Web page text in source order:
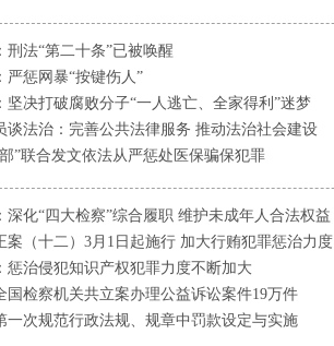
刑法“第二十条”已被唤醒
严惩网暴“按键伤人”
坚决打破腐败分子“一人逃亡、全家得利”迷梦
谈法治：完善公共法律服务 推动法治社会建设
”联合发文依法从严惩处医保骗保犯罪
深化“四大检察”综合履职 维护未成年人合法权益
案（十二）3月1日起施行 加大行贿犯罪惩治力度
惩治侵犯知识产权犯罪力度不断加大
国检察机关共立案办理公益诉讼案件19万件
一次规范行政法规、规章中罚款设定与实施